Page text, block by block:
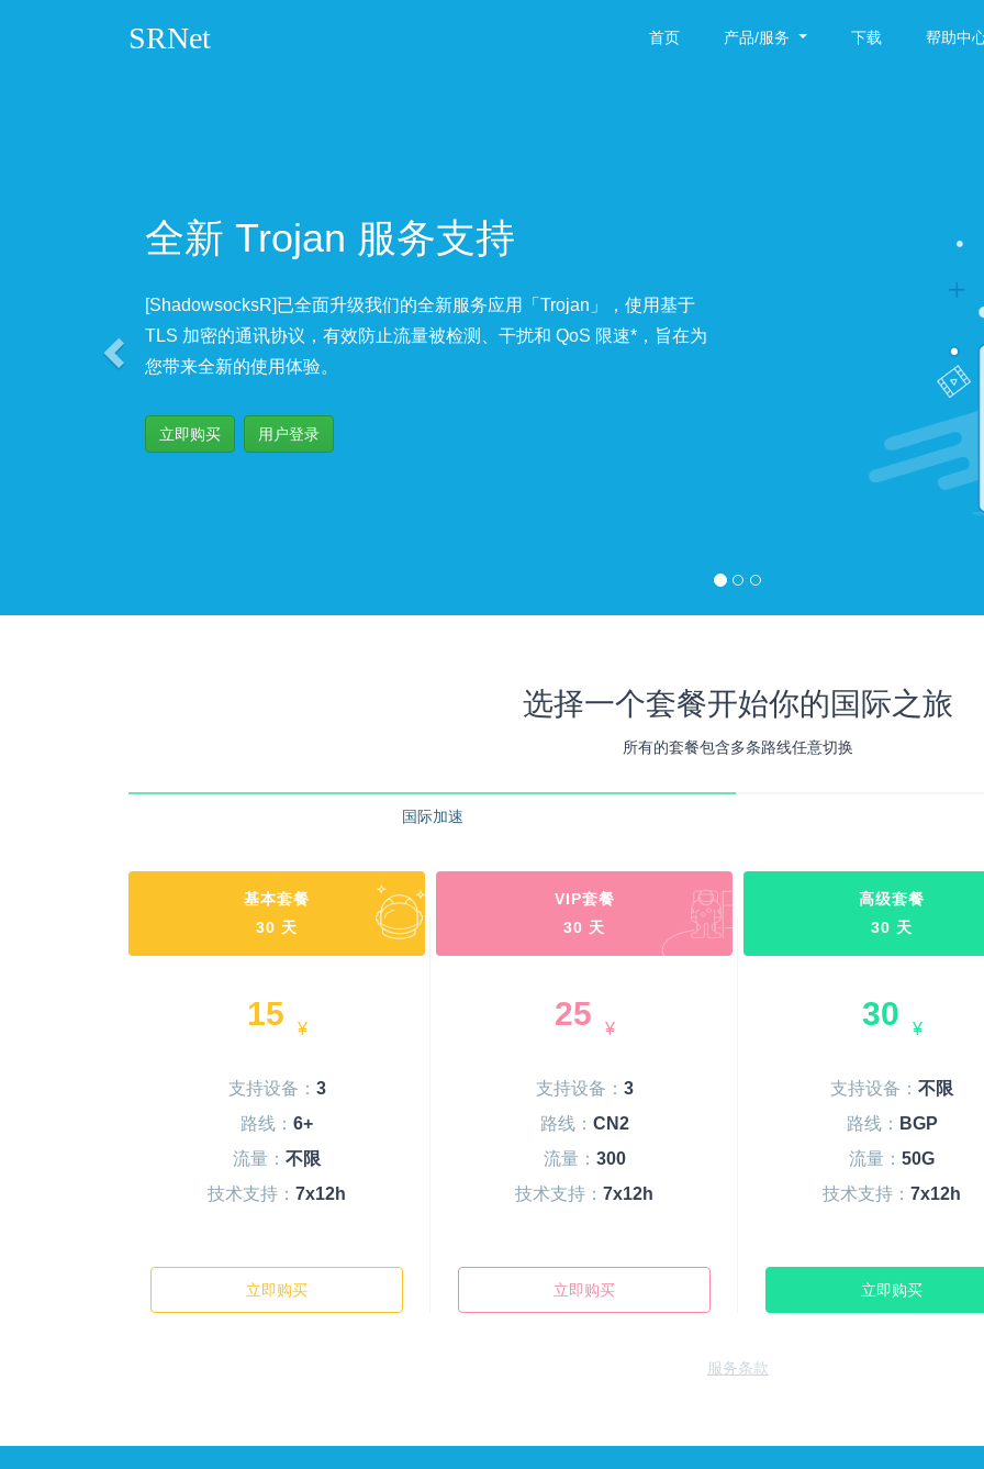
SRNet 首页 产品/服务 下载 帮助中
全新 Trojan 服务支持
[ShadowsocksR]已全面升级我们的全新服务应用「Trojan」，使用基于
TLS 加密的通讯协议，有效防止流量被检测、干扰和 QoS 限速*，旨在为
您带来全新的使用体验。
立即购买 用户登录
选择一个套餐开始你的国际之旅
所有的套餐包含多条路线任意切换
国际加速
基本套餐
30 天
15 ¥
支持设备： 3
路线： 6+
流量： 不限
技术支持： 7x12h
立即购买
VIP套餐
30 天
25 ¥
支持设备： 3
路线： CN2
流量： 300
技术支持： 7x12h
立即购买
高级套餐
30 天
30 ¥
支持设备： 不限
路线： BGP
流量： 50G
技术支持： 7x12h
立即购买
服务条款